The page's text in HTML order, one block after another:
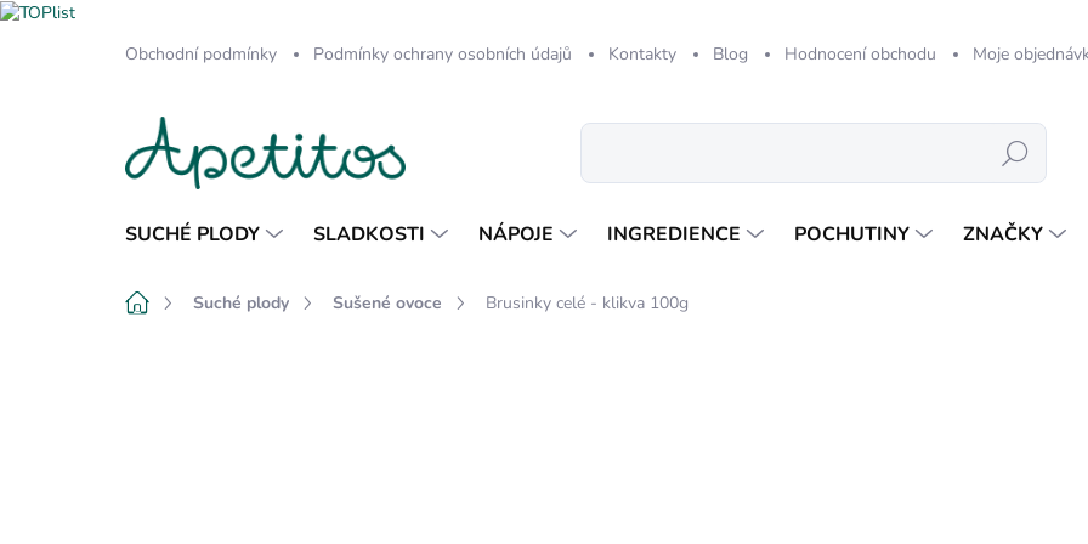
Obchodní podmínky Podmínky ochrany osobních údajů Kontakty Blog Hodnocení obchodu Moje
Hledat
SUCHÉ PLODY SLADKOSTI NÁPOJE INGREDIENCE POCHUTINY ZNAČKY
DomůSuché plody Sušené ovoce Brusinky celé - klikva 100g